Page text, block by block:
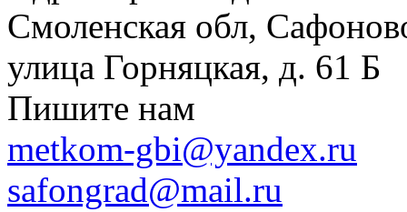
Смоленская обл,
улица Горняцкая, д. 61 Б
Пишите нам
metkom-gbi@yandex.ru
safongrad@mail.ru